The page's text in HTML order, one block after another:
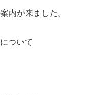
内が来ました。
ついて